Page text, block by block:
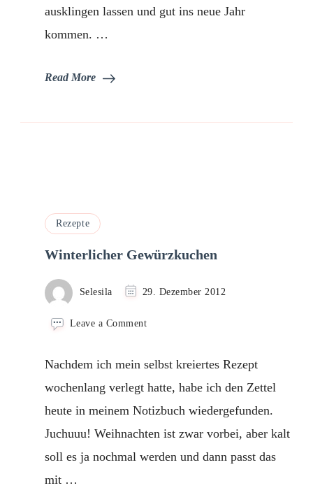
ausklingen lassen und gut ins neue Jahr
kommen. …
Read More
Rezepte
Winterlicher Gewürzkuchen
Selesila 29. Dezember 2012
Leave a Commenton
Nachdem ich mein selbst kreiertes Rezept
wochenlang verlegt hatte, habe ich den Zettel
heute in meinem Notizbuch wiedergefunden.
Juchuuu! Weihnachten ist zwar vorbei, aber kalt
soll es ja nochmal werden und dann passt das
mit …